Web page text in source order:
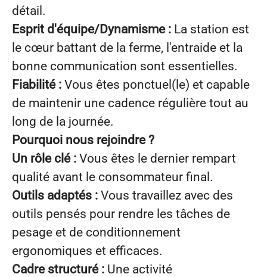
détail.
Esprit d'équipe/Dynamisme : La station est
le cœur battant de la ferme, l'entraide et la
bonne communication sont essentielles.
Fiabilité : Vous êtes ponctuel(le) et capable
de maintenir une cadence régulière tout au
long de la journée.
Pourquoi nous rejoindre ?
Un rôle clé : Vous êtes le dernier rempart
qualité avant le consommateur final.
Outils adaptés : Vous travaillez avec des
outils pensés pour rendre les tâches de
pesage et de conditionnement
ergonomiques et efficaces.
Cadre structuré : Une activité